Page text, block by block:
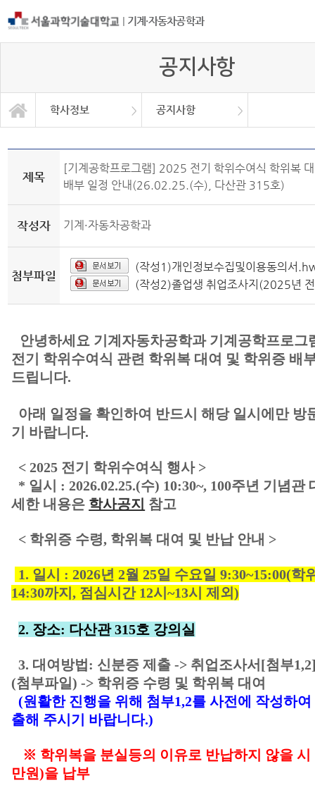
| 기계·자동차공학과
공지사항
학사정보 공지사항
소개
교과과정
학사정보
정보광장
공지사항
자유게시판
제목
[기계공학프로그램] 2025 전기 학위수여식 학위복
배부 일정 안내(26.02.25.(수), 다산관 315호)
작성자 기계·자동차공학과
첨부파일
(작성1)개인정보수집및이용동의서
(작성2)졸업생 취업조사지(2025년
안녕하세요 기계자동차공학과 기계공학프로그
전기 학위수여식 관련 학위복 대여 및 학위증 배
드립니다.
아래 일정을 확인하여 반드시 해당 일시에만 방
기 바랍니다.
< 2025 전기 학위수여식 행사 >
* 일시 : 2026.02.25.(수) 10:30~, 100주년 기념관
세한 내용은 학사공지 참고
< 학위증 수령, 학위복 대여 및 반납 안내 >
1. 일시 : 2026년 2월 25일 수요일 9:30~15:00(학
14:30까지, 점심시간 12시~13시 제외)
2. 장소: 다산관 315호 강의실
3. 대여방법: 신분증 제출 -> 취업조사서[첨부
(첨부파일) -> 학위증 수령 및 학위복 대여
(원활한 진행을 위해 첨부1,2를 사전에 작성하
출해 주시기 바랍니다.)
※ 학위복을 분실등의 이유로 반납하지 않을 시
만원)을 납부